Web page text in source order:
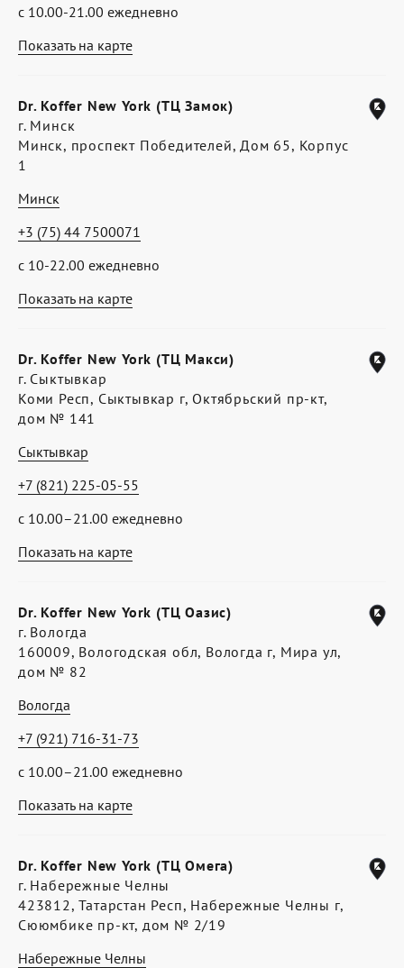
Показать на карте
с 10.00-21.00 ежедневно
Показать на карте
Dr. Koffer New York (ТЦ Замок)
г. Минск
Минск, проспект Победителей, Дом 65, Корпус
1
Минск
с 10-22.00 ежедневно
+3 (75) 44 7500071
Показать на карте
Dr. Koffer New York (ТЦ Макси)
г. Сыктывкар
Коми Респ, Сыктывкар г, Октябрьский пр-кт,
дом № 141
Сыктывкар
с 10.00–21.00 ежедневно
+7 (821) 225-05-55
Показать на карте
Dr. Koffer New York (ТЦ Оазис)
г. Вологда
160009, Вологодская обл, Вологда г, Мира ул,
дом № 82
Вологда
с 10.00–21.00 ежедневно
+7 (921) 716-31-73
Dr. Koffer New York (ТЦ Омега)
г. Набережные Челны
423812, Татарстан Респ, Набережные Челны г,
Сююмбике пр-кт, дом № 2/19
Набережные Челны